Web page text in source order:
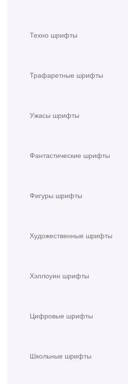
Техно шрифты
Трафаретные шрифты
Ужасы шрифты
Фантастические шрифты
Фигуры шрифты
Художественные шрифты
Хэллоуин шрифты
Цифровые шрифты
Школьные шрифты